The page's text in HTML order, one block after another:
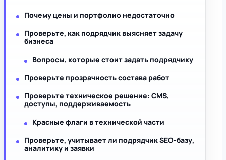
Почему цены и портфолио недостаточно
Проверьте, как подрядчик выясняет задачу
бизнеса
Вопросы, которые стоит задать подрядчику
Проверьте прозрачность состава работ
Проверьте техническое решение: CMS,
доступы, поддерживаемость
Красные флаги в технической части
Проверьте, учитывает ли подрядчик SEO-базу,
аналитику и заявки